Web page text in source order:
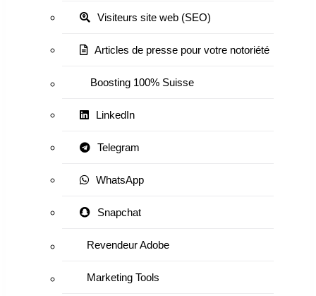
Visiteurs site web (SEO)
Articles de presse pour votre notoriété
Boosting 100% Suisse
LinkedIn
Telegram
WhatsApp
Snapchat
Revendeur Adobe
Marketing Tools